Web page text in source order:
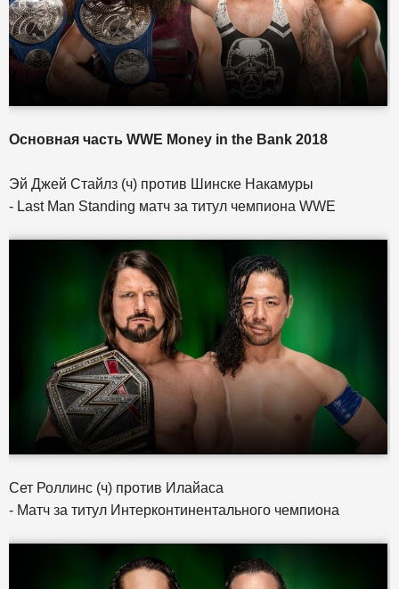
Основная часть WWE Money in the Bank 2018
Эй Джей Стайлз (ч) против Шинске Накамуры
- Last Man Standing матч за титул чемпиона WWE
Сет Роллинс (ч) против Илайаса
- Матч за титул Интерконтинентального чемпиона